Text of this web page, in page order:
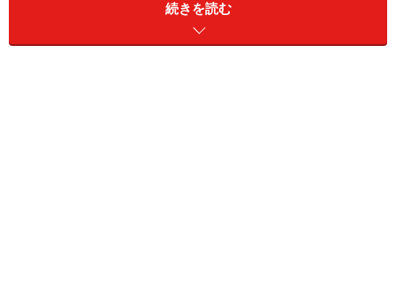
最初の発作は、前兆なく、まったく突然のことが一般的
続きを読む